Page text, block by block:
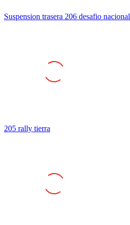
Suspension trasera 206 desafio nacional
205 rally tierra